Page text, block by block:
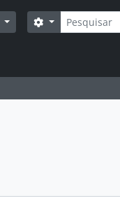
Pesquisar
Opções de busca